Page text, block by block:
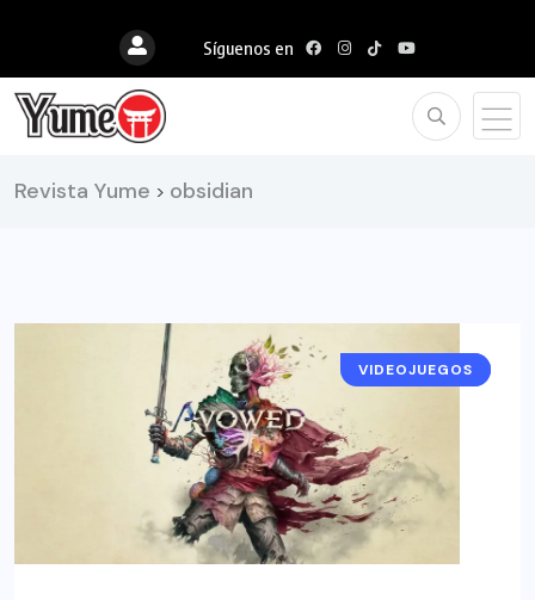
Síguenos en
Revista Yume > obsidian
NOTICIAS
VIDEOJUEGOS